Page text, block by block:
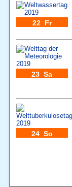
22 Fr
23 Sa
24 So